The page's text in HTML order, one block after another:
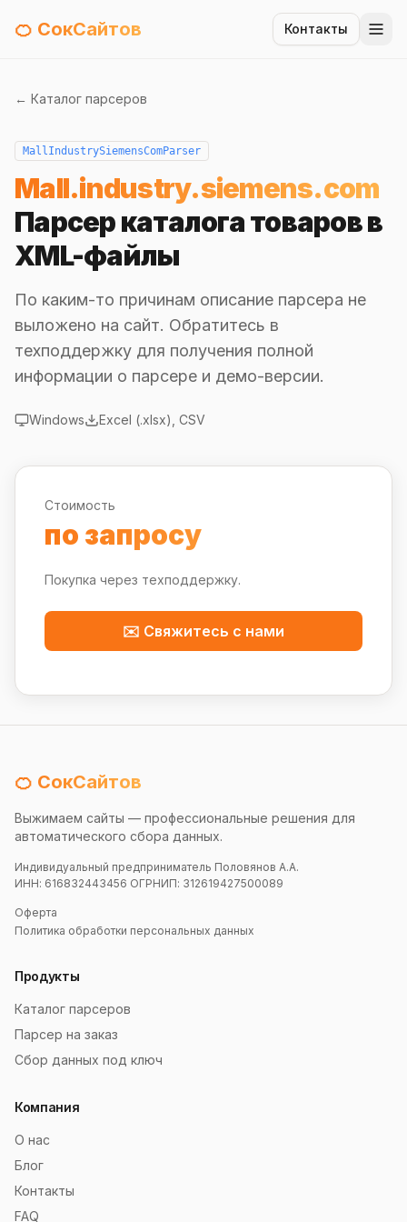
🍊 СокСайтов Контакты
← Каталог парсеров
MallIndustrySiemensComParser
Mall.industry.siemens.com
Парсер каталога товаров в
XML-файлы
По каким-то причинам описание парсера не
выложено на сайт. Обратитесь в
техподдержку для получения полной
информации о парсере и демо-версии.
Windows Excel (.xlsx), CSV
Стоимость
по запросу
Покупка через техподдержку.
✉️ Свяжитесь с нами
🍊 СокСайтов
Выжимаем сайты — профессиональные решения для
автоматического сбора данных.
Индивидуальный предприниматель Половянов А.А.
ИНН: 616832443456 ОГРНИП: 312619427500089
Оферта
Политика обработки персональных данных
Продукты
Каталог парсеров
Парсер на заказ
Сбор данных под ключ
Компания
О нас
Блог
Контакты
FAQ